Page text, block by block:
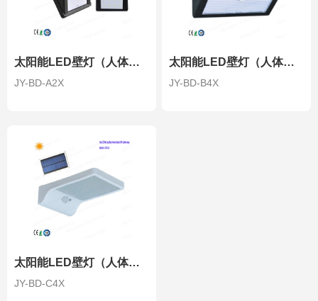
太阳能LED壁灯（人体红外感应）（2W）-三角形
JY-BD-A2X
太阳能LED壁灯（人体红外感应）（4W）-三角形
JY-BD-B4X
太阳能LED壁灯（人体红外感应）（3.8W）---超薄
JY-BD-C4X